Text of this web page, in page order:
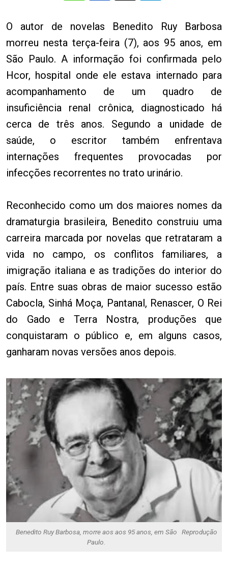
O autor de novelas Benedito Ruy Barbosa
morreu nesta terça-feira (7), aos 95 anos, em
São Paulo. A informação foi confirmada pelo
Hcor, hospital onde ele estava internado para
acompanhamento de um quadro de
insuficiência renal crônica, diagnosticado há
cerca de três anos. Segundo a unidade de
saúde, o escritor também enfrentava
internações frequentes provocadas por
infecções recorrentes no trato urinário.
Reconhecido como um dos maiores nomes da
dramaturgia brasileira, Benedito construiu uma
carreira marcada por novelas que retrataram a
vida no campo, os conflitos familiares, a
imigração italiana e as tradições do interior do
país. Entre suas obras de maior sucesso estão
Cabocla, Sinhá Moça, Pantanal, Renascer, O Rei
do Gado e Terra Nostra, produções que
conquistaram o público e, em alguns casos,
ganharam novas versões anos depois.
Benedito Ruy Barbosa, morre aos aos 95 anos, em São
Paulo.
Reprodução